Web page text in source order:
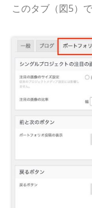
このタブ（図5）